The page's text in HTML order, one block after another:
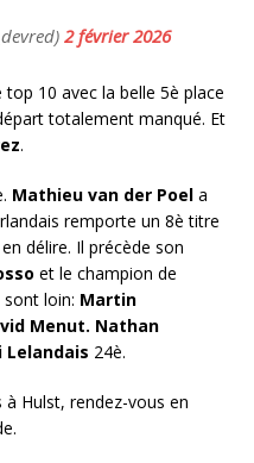
2 février 2026
10 avec la belle 5è place
totalement manqué. Et
.
Mathieu van der Poel a
remporte un 8è titre
délire. Il précède son
et le champion de
sont loin: Martin
Menut. Nathan
Lelandais 24è.
Hulst, rendez-vous en